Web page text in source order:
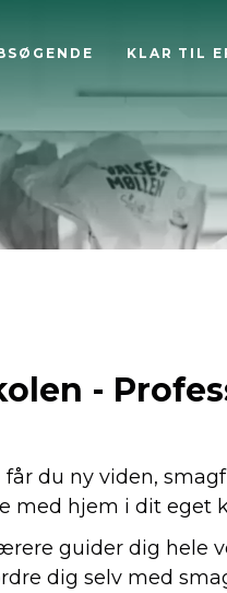
KLAR TIL
-
får du ny viden,
med hjem i dit eget
guider dig hele
dig selv med